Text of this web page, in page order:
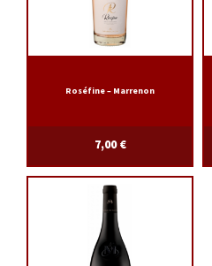
Roséfine – Marrenon
7,00€